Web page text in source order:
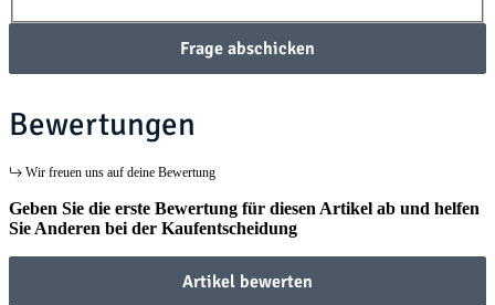
Frage abschicken
Bewertungen
Wir freuen uns auf deine Bewertung
Geben Sie die erste Bewertung für diesen Artikel ab und helfen
Sie Anderen bei der Kaufentscheidung
Artikel bewerten